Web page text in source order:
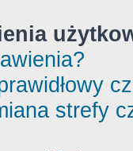
strefy